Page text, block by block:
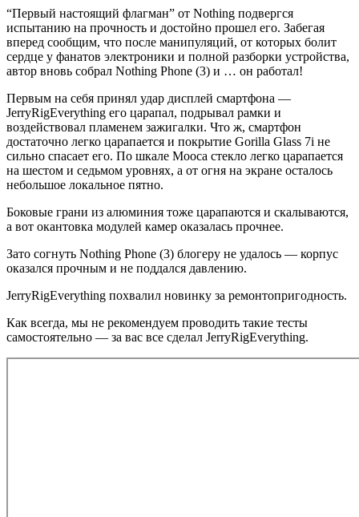
“Первый настоящий флагман” от Nothing подвергся
испытанию на прочность и достойно прошел его. Забегая
вперед сообщим, что после манипуляций, от которых болит
сердце у фанатов электроники и полной разборки устройства,
автор вновь собрал Nothing Phone (3) и … он работал!
Первым на себя принял удар дисплей смартфона —
JerryRigEverything его царапал, подрывал рамки и
воздействовал пламенем зажигалки. Что ж, смартфон
достаточно легко царапается и покрытие Gorilla Glass 7i не
сильно спасает его. По шкале Мооса стекло легко царапается
на шестом и седьмом уровнях, а от огня на экране осталось
небольшое локальное пятно.
Боковые грани из алюминия тоже царапаются и скалываются,
а вот окантовка модулей камер оказалась прочнее.
Зато согнуть Nothing Phone (3) блогеру не удалось — корпус
оказался прочным и не поддался давлению.
JerryRigEverything похвалил новинку за ремонтопригодность.
Как всегда, мы не рекомендуем проводить такие тесты
самостоятельно — за вас все сделал JerryRigEverything.